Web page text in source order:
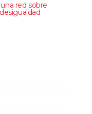
red sobre